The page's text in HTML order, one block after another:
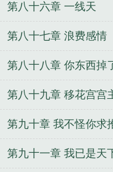
第八十六章 一线天
第八十七章 浪费感情
第八十八章 你东西掉
第八十九章 移花宫宫
第九十章 我不怪你求
第九十一章 我已是天